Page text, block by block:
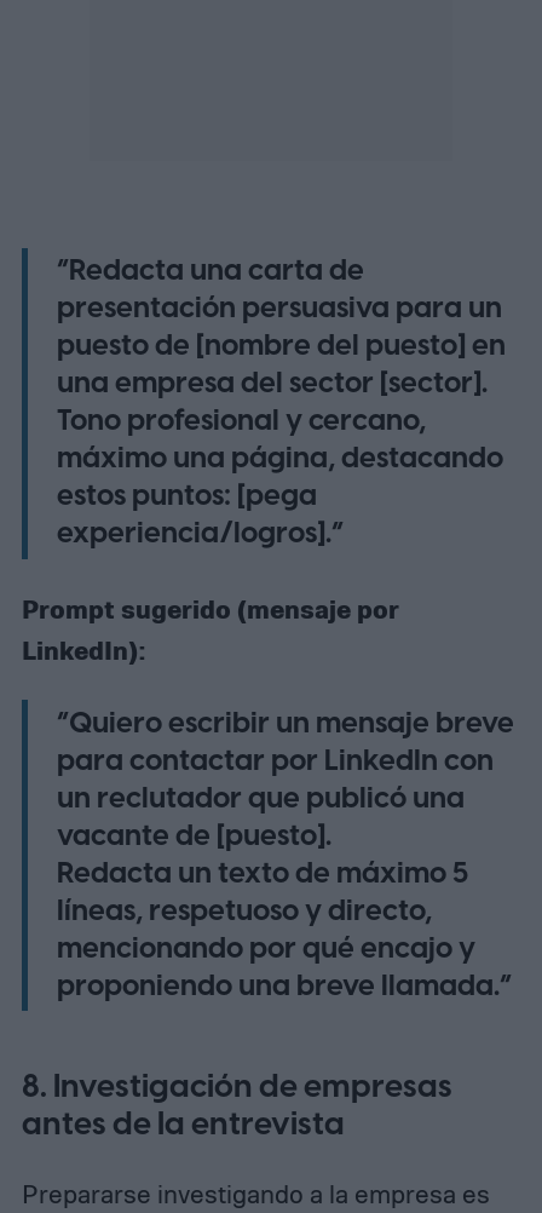
“Redacta una carta de
presentación persuasiva para un
puesto de [nombre del puesto] en
una empresa del sector [sector].
Tono profesional y cercano,
máximo una página, destacando
estos puntos: [pega
experiencia/logros].”
Prompt sugerido (mensaje por
LinkedIn):
“Quiero escribir un mensaje breve
para contactar por LinkedIn con
un reclutador que publicó una
vacante de [puesto].
Redacta un texto de máximo 5
líneas, respetuoso y directo,
mencionando por qué encajo y
proponiendo una breve llamada.”
8. Investigación de empresas
antes de la entrevista
Prepararse investigando a la empresa es